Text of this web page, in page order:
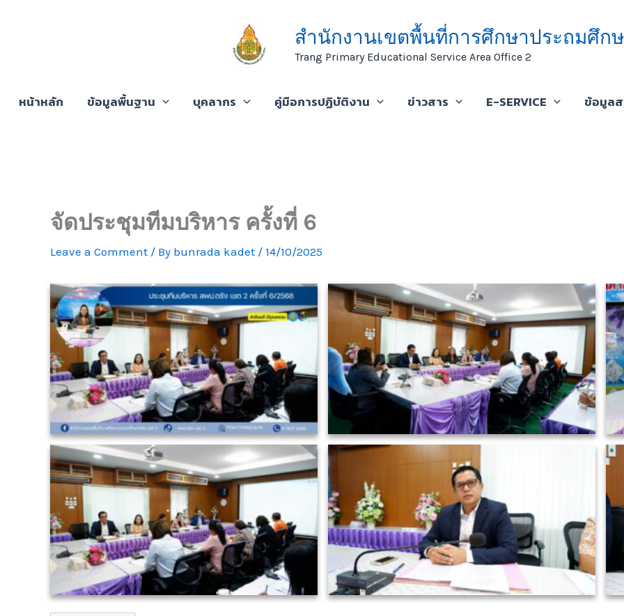
สำนักงานเขตพื้นที่การศึกษาประถมศึกษ
Trang Primary Educational Service Area Office 2
หน้าหลัก ข้อมูลพื้นฐาน บุคลากร คู่มือการปฏิบัติงาน ข่าวสาร E-SERVICE ข้อมูล
จัดประชุมทีมบริหาร ครั้งที่ 6
Leave a Comment / By bunrada kadet / 14/10/2025